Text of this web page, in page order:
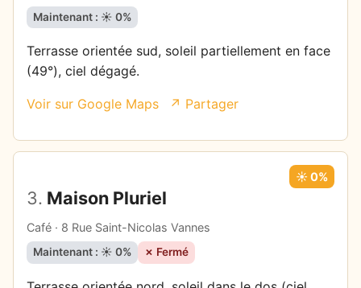
Maintenant : ☀️ 0%
Terrasse orientée sud, soleil partiellement en face
(49°), ciel dégagé.
Voir sur Google Maps ↗ Partager
3. Maison Pluriel
Café · 8 Rue Saint-Nicolas Vannes
☀️ 0%
Maintenant : ☀️ 0% ✗ Fermé